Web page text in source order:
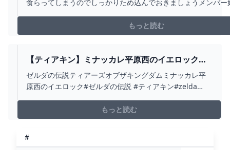
食らってしまうのでしっかりため込んでおきましょうメンバー
https://www.youtube.com/channel/
チャンネル登録はこちら→ http://q...
もっと読む
【ティアキン】ミナッカレ平原西のイエロック
ゼルダの伝説ティアーズ オブザキングダム #ゼル
ダの伝説 #ティアキン #ZELDA - YOUTUBE
ゼルダの伝説ティアーズオブザキングダムミナッカレ平
原西のイエロック#ゼルダの伝説 #ティアキン#zelda
もっと読む
#